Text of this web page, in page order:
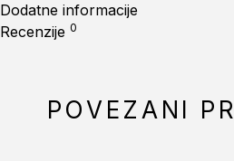
Dodatne informacije
Recenzije 0
POVEZANI